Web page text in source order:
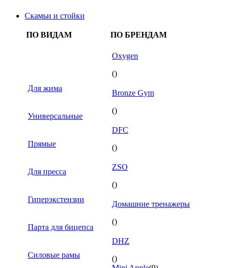
Скамьи и стойки
ПО ВИДАМ ПО БРЕНДАМ
Для жима
Универсальные
Прямые
Для пресса
Гиперэкстензии
Парта для бицепса
Силовые рамы
Oxygen
()
Bronze Gym
()
DFC
()
ZSO
()
Домашние тренажеры
()
DHZ
()